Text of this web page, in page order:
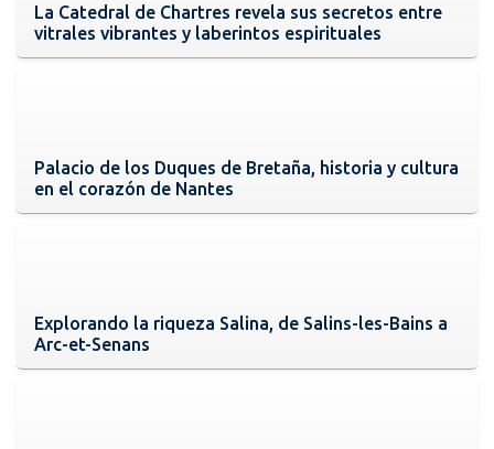
La Catedral de Chartres revela sus secretos entre
vitrales vibrantes y laberintos espirituales
Palacio de los Duques de Bretaña, historia y cultura
en el corazón de Nantes
Explorando la riqueza Salina, de Salins-les-Bains a
Arc-et-Senans